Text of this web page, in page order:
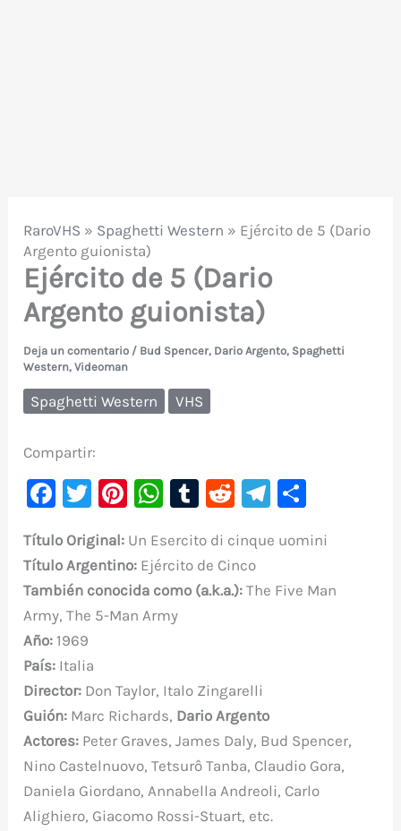
RaroVHS » Spaghetti Western » Ejército de 5 (Dario
Argento guionista)
Ejército de 5 (Dario
Argento guionista)
Deja un comentario / Bud Spencer, Dario Argento, Spaghetti
Western,Videoman
Spaghetti Western VHS
Compartir:
F
c
e
b
o
o
k
T
it
te
r
Pi
er
e
st
W
at
s
A
T
m
bl
r
R
d
di
t
Te
gr
a
m
p
Título Original: Un Esercito di cinque uomini
TítuloArgentino: Ejército de Cinco
También conocida como (a.k.a.): The Five Man
Army, The 5-Man Army
Año: 1969
País: Italia
Director: Don Taylor, Italo Zingarelli
Guión: Marc Richards, Dario Argento
Actores: Peter Graves, James Daly, Bud Spencer,
Nino Castelnuovo, Tetsurô Tanba, Claudio Gora,
Daniela Giordano, Annabella Andreoli, Carlo
Alighiero, Giacomo Rossi-Stuart, etc.